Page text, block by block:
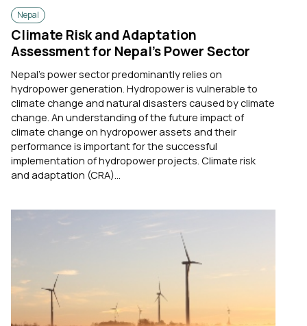
Nepal
Climate Risk and Adaptation
Assessment for Nepal’s Power Sector
Nepal’s power sector predominantly relies on
hydropower generation. Hydropower is vulnerable to
climate change and natural disasters caused by climate
change. An understanding of the future impact of
climate change on hydropower assets and their
performance is important for the successful
implementation of hydropower projects. Climate risk
and adaptation (CRA)...